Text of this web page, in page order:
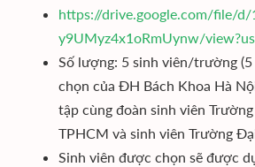
https://drive.google.com/file/d/
y9UMyz4x1oRmUynw/
Số lượng: 5 sinh viên/trường
chọn của ĐH Bách Khoa Hà
tập cùng đoàn sinh viên
TPHCM và sinh viên Trường
Sinh viên được chọn sẽ được